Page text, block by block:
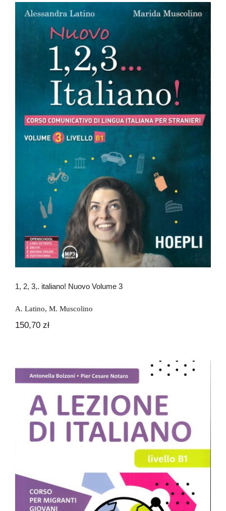
1, 2, 3,. italiano! Nuovo Volume 3
1, 2, 3,. italiano! Nuovo Volume 3
A. Latino, M. Muscolino
150,70 zł
A lezione di italiano B1